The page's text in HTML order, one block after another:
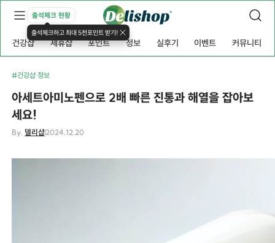
출석체크 현황
출석체크하고 최대 5천포인트 받기!
건강샵 제휴샵 포인트 정보 실후기 이벤트 커뮤니티
#건강샵 정보
아세트아미노펜으로 2배 빠른 진통과 해열을 잡아보
세요!
By. 델리샵2024.12.20